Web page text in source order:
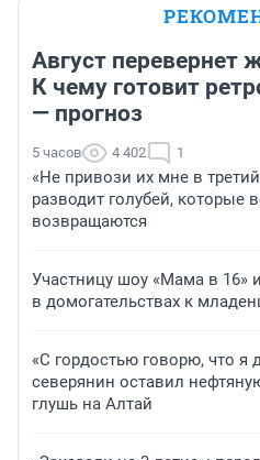
Август перевернет
К чему готовит
— прогноз
5 часов 4 402 1
«Не привози их мне в
разводит голубей, которые
возвращаются
Участницу шоу «Мама в 16»
в домогательствах к
«С гордостью говорю, что я
северянин оставил
глушь на Алтай